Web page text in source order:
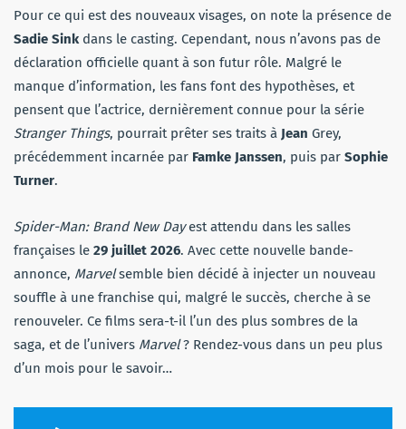
Pour ce qui est des nouveaux visages, on note la présence de
Sadie Sinkdans le casting. Cependant, nous n’avons pas de
déclaration officielle quant à son futur rôle. Malgré le
manque d’information, les fans font des hypothèses, et
pensent que l’actrice, dernièrement connue pour la série
Stranger Things, pourrait prêter ses traits à Jean Grey,
précédemment incarnée par Famke Janssen, puis par Sophie
Turner.
Spider-Man: Brand New Dayest attendu dans les salles
françaises le 29 juillet 2026. Avec cette nouvelle bande-
annonce, Marvelsemble bien décidé à injecter un nouveau
souffle à une franchise qui, malgré le succès, cherche à se
renouveler. Ce films sera-t-il l’un des plus sombres de la
saga, et de l’univers Marvel? Rendez-vous dans un peu plus
d’un mois pour le savoir…